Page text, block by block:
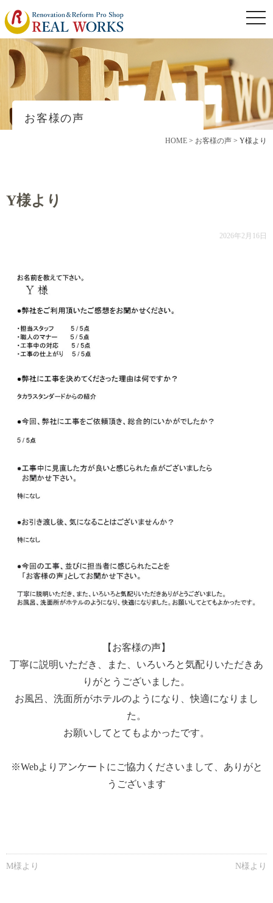
お客様の声
HOME > お客様の声 > Y様より
Y様より
2026年2月16日
【お客様の声】
丁寧に説明いただき、また、いろいろと気配りいただきあ
りがとうございました。
お風呂、洗面所がホテルのようになり、快適になりまし
た。
お願いしてとてもよかったです。
※Webよりアンケートにご協力くださいまして、ありがと
うございます
M様より N様より